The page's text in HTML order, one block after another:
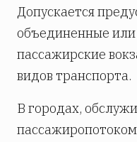
Допускается
объединенные
пассажирские
видов транспорта.
В городах,